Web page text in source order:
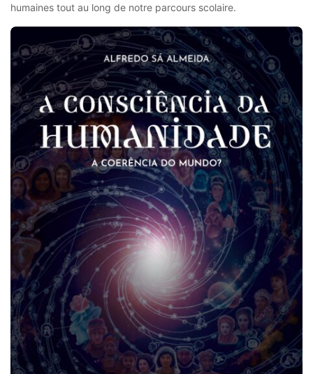
humaines tout au long de notre parcours scolaire.